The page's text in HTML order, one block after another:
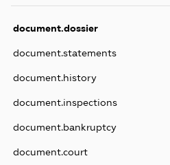
document.dossier
document.statements
document.history
document.inspections
document.bankruptcy
document.court